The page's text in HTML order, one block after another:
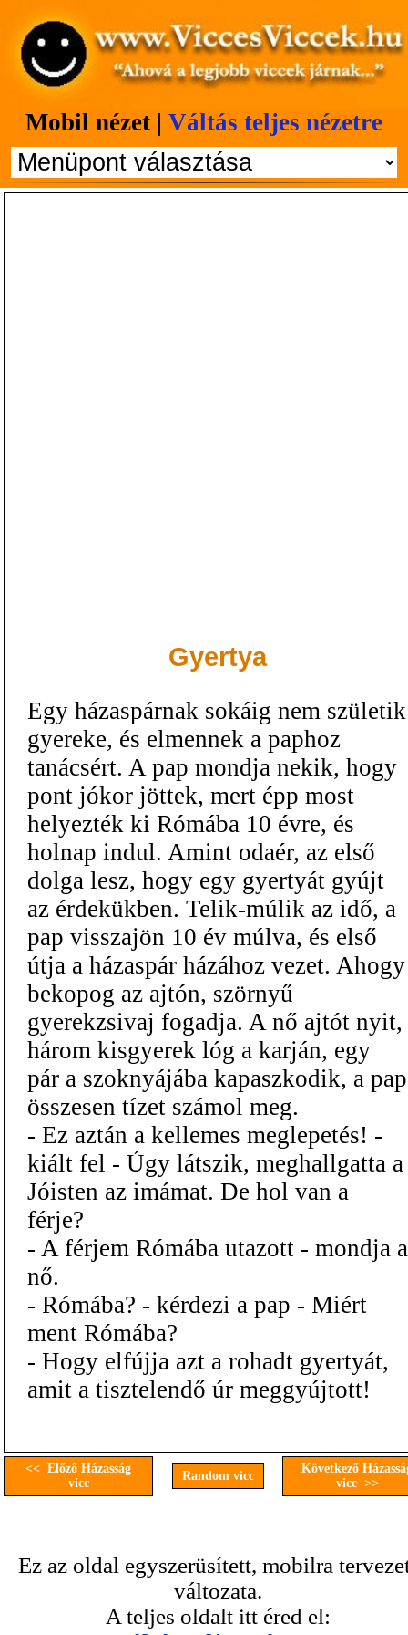
Mobil nézet | Váltás teljes nézetre
Gyertya
Egy házaspárnak sokáig nem születik
gyereke, és elmennek a paphoz
tanácsért. A pap mondja nekik, hogy
pont jókor jöttek, mert épp most
helyezték ki Rómába 10 évre, és
holnap indul. Amint odaér, az első
dolga lesz, hogy egy gyertyát gyújt
az érdekükben. Telik-múlik az idő, a
pap visszajön 10 év múlva, és első
útja a házaspár házához vezet. Ahogy
bekopog az ajtón, szörnyű
gyerekzsivaj fogadja. A nő ajtót nyit,
három kisgyerek lóg a karján, egy
pár a szoknyájába kapaszkodik, a pap
összesen tízet számol meg.
- Ez aztán a kellemes meglepetés! -
kiált fel - Úgy látszik, meghallgatta a
Jóisten az imámat. De hol van a
férje?
- A férjem Rómába utazott - mondja a
nő.
- Rómába? - kérdezi a pap - Miért
ment Rómába?
- Hogy elfújja azt a rohadt gyertyát,
amit a tisztelendő úr meggyújtott!
<< Előző Házasság
vicc
Random vicc
Következő
vicc >>
Ez az oldal egyszerüsített, mobilra
változata.
A teljes oldalt itt éred el: